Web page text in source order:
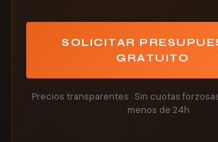
SOLICITAR
GRATUITO
Precios transparentes · Sin cuotas
menos de 24h